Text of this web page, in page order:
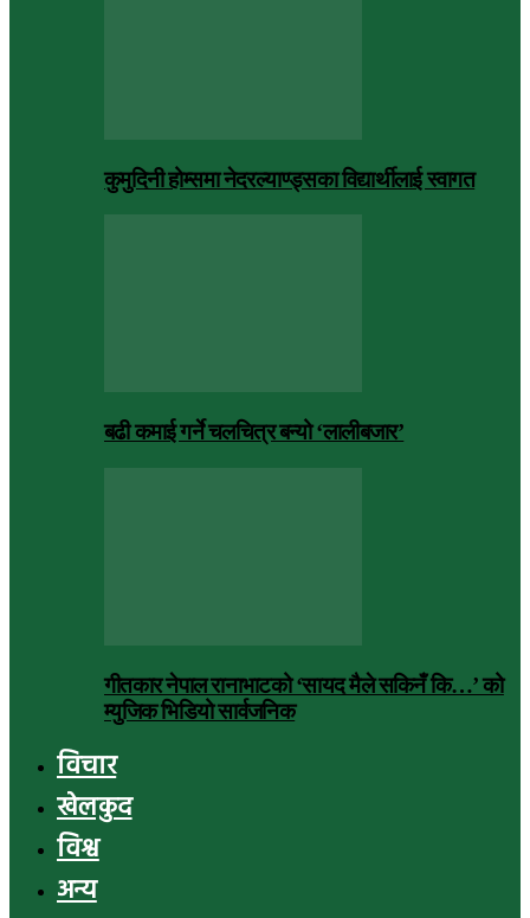
कुमुदिनी होम्समा नेदरल्याण्ड्सका विद्यार्थीलाई स्वागत
बढी कमाई गर्ने चलचित्र बन्यो ‘लालीबजार’
गीतकार नेपाल रानाभाटको ‘सायद मैले सकिनँ कि…’ को
म्युजिक भिडियो सार्वजनिक
विचार
खेलकुद
विश्व
अन्य